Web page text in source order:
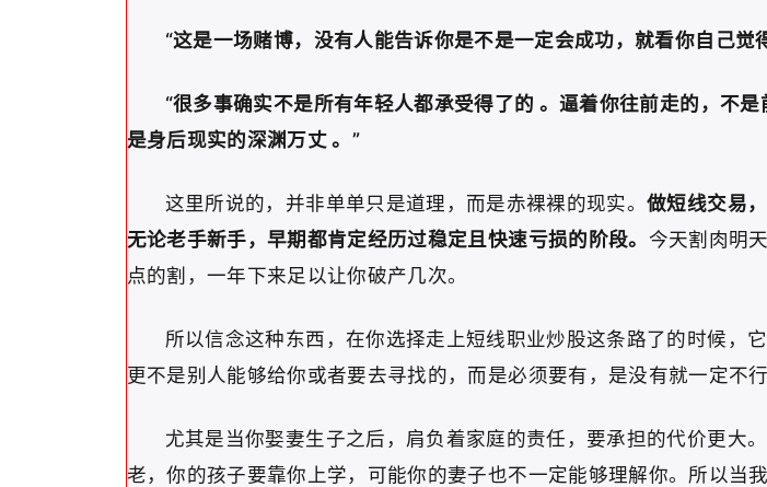
“这是一场赌博，没有人能告诉你是不是一定会成功，就看你自己觉
“很多事确实不是所有年轻人都承受得了的 。逼着你往前走的，不
是身后现实的深渊万丈 。”
这里所说的，并非单单只是道理，而是赤裸裸的现实。做短线交易
无论老手新手，早期都肯定经历过稳定且快速亏损的阶段。 今天割肉明
点的割，一年下来足以让你破产几次。
所以信念这种东西，在你选择走上短线职业炒股这条路了的时候，
更不是别人能够给你或者要去寻找的，而是必须要有，是没有就一定不行
尤其是当你娶妻生子之后，肩负着家庭的责任，要承担的代价更大
老，你的孩子要靠你上学，可能你的妻子也不一定能够理解你。所以当